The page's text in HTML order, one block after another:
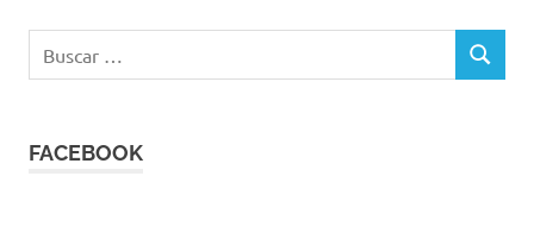
BUSCAR
FACEBOOK